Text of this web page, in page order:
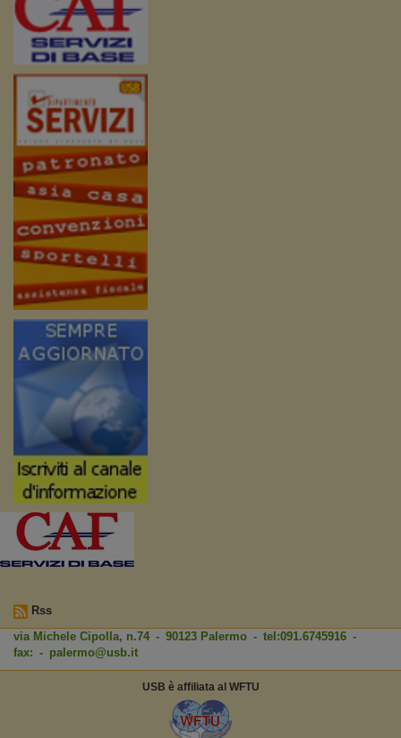
Rss
via Michele Cipolla, n.74 - 90123 Palermo - tel:091.6745916 -
fax: - palermo@usb.it
USB è affiliata al WFTU